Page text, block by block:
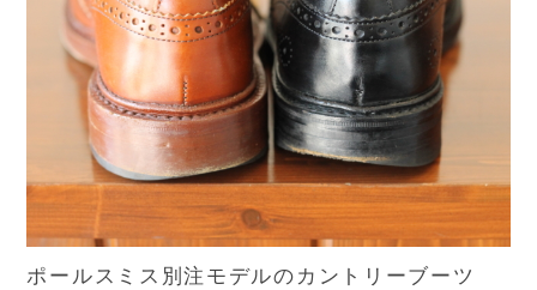
ポールスミス別注モデルのカントリーブーツ